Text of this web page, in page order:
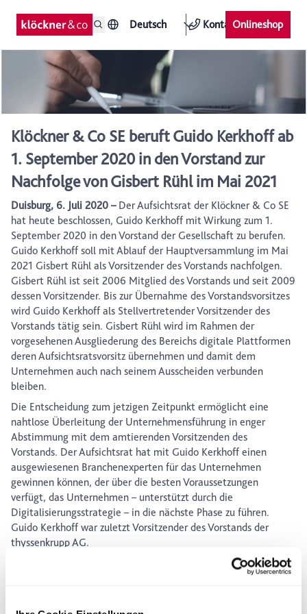
Deutsch KontaktOnlineshop
Klöckner & Co SE beruft Guido Kerkhoff ab
1. September 2020 in den Vorstand zur
Nachfolge von Gisbert Rühl im Mai 2021
Duisburg, 6. Juli 2020 –Der Aufsichtsrat der Klöckner & Co SE
hat heute beschlossen, Guido Kerkhoff mit Wirkung zum 1.
September 2020 in den Vorstand der Gesellschaft zu berufen.
Guido Kerkhoff soll mit Ablauf der Hauptversammlung im Mai
2021 Gisbert Rühl als Vorsitzender des Vorstands nachfolgen.
Gisbert Rühl ist seit 2006 Mitglied des Vorstands und seit 2009
dessen Vorsitzender. Bis zur Übernahme des Vorstandsvorsitzes
wird Guido Kerkhoff als Stellvertretender Vorsitzender des
Vorstands tätig sein. Gisbert Rühl wird im Rahmen der
vorgesehenen Ausgliederung des Bereichs digitale Plattformen
deren Aufsichtsratsvorsitz übernehmen und damit dem
Unternehmen auch nach seinem Ausscheiden verbunden
bleiben.
Die Entscheidung zum jetzigen Zeitpunkt ermöglicht eine
nahtlose Überleitung der Unternehmensführung in enger
Abstimmung mit dem amtierenden Vorsitzenden des
Vorstands. Der Aufsichtsrat hat mit Guido Kerkhoff einen
ausgewiesenen Branchenexperten für das Unternehmen
gewinnen können, der über die besten Voraussetzungen
verfügt, das Unternehmen – unterstützt durch die
Digitalisierungsstrategie – in die nächste Phase zu führen.
Guido Kerkhoff war zuletzt Vorsitzender des Vorstands der
thyssenkrupp AG.
Prof. Dieter Vogel: „Der Aufsichtsrat respektiert den Wunsch
nächste Jahr hinaus verlängern zu wollen. Gleichzeitig freuen